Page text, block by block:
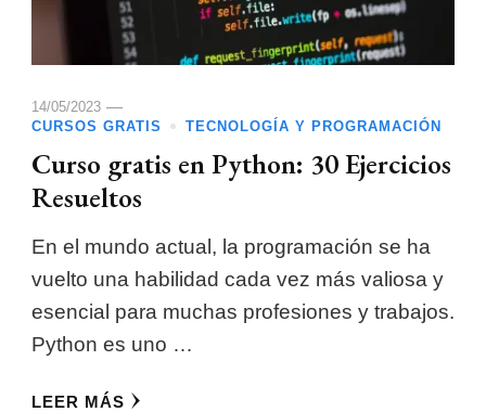
14/05/2023
CURSOS GRATIS
TECNOLOGÍA Y PROGRAMACIÓN
Curso gratis en Python: 30 Ejercicios
Resueltos
En el mundo actual, la programación se ha
vuelto una habilidad cada vez más valiosa y
esencial para muchas profesiones y trabajos.
Python es uno …
LEER MÁS